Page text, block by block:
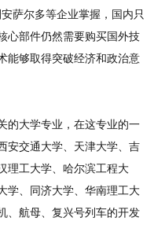
萨尔多等企业掌握，国内只
心部件仍然需要购买国外技
能够取得突破经济和政治意
的大学专业，在这专业的一
安交通大学、天津大学、吉
理工大学、哈尔滨工程大
学、同济大学、华南理工大
、航母、复兴号列车的开发